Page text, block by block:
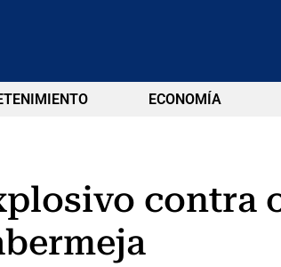
ECONOMÍA
contra